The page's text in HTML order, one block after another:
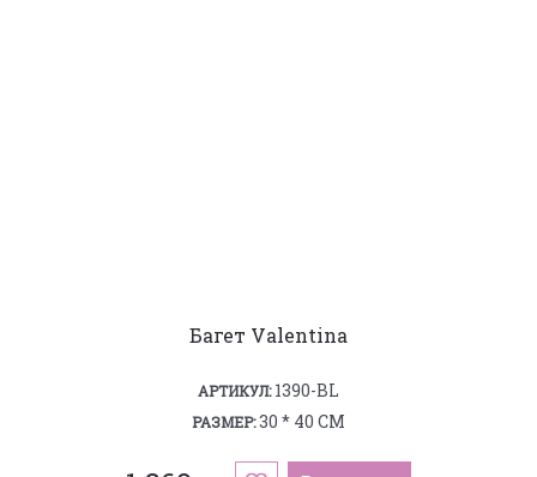
Багет Valentina
АРТИКУЛ:1390-BL
РАЗМЕР:30 * 40 СМ